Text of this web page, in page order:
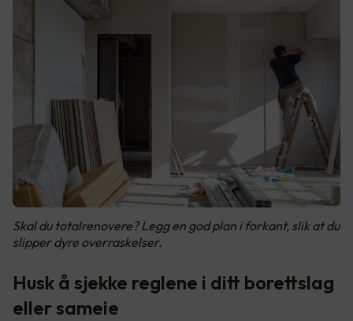
Skal du totalrenovere? Legg en god plan i forkant, slik at du
slipper dyre overraskelser.
Husk å sjekke reglene i ditt borettslag
eller sameie